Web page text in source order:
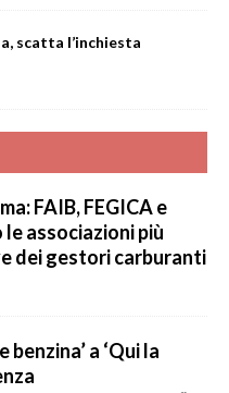
scatta l’inchiesta
FAIB, FEGICA e
le associazioni più
dei gestori carburanti
benzina’ a ‘Qui la